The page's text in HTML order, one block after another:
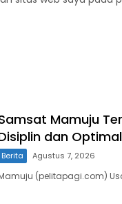
Mamuju
dan
Berita Agustus 7, 2026
(pelitapagi.com)